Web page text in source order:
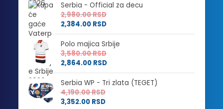
Serbia - Official za decu
2,980.00RSD
2,384.00 RSD
Polo majica Srbije
3,580.00RSD
2,864.00 RSD
Serbia WP - Tri zlata (TEGET)
4,190.00RSD
3,352.00 RSD